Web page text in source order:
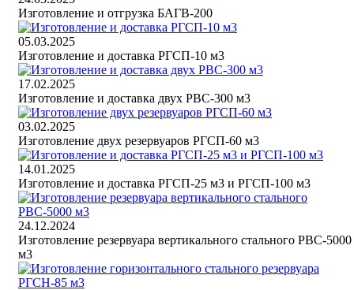
Изготовление и отгрузка БАГВ-200
05.03.2025
Изготовление и доставка РГСП-10 м3
17.02.2025
Изготовление и доставка двух РВС-300 м3
03.02.2025
Изготовление двух резервуаров РГСП-60 м3
14.01.2025
Изготовление и доставка РГСП-25 м3 и РГСП-100 м3
24.12.2024
Изготовление резервуара вертикального стального РВС-5000
м3